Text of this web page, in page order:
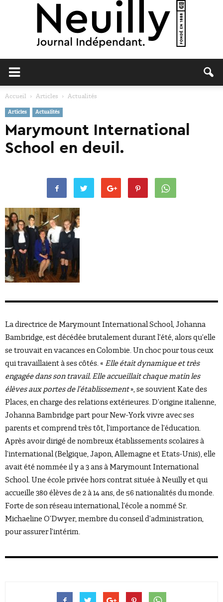
Accueil Articles Actualités
Articles Actualités
Marymount International
School en deuil.
La directrice de Marymount International School, Johanna
Bambridge, est décédée brutalement durant l’été, alors qu’elle
se trouvait en vacances en Colombie. Un choc pour tous ceux
qui travaillaient à ses côtés. « Elle était dynamique et très
engagée dans son travail. Elle accueillait chaque matin les
élèves aux portes de l’établissement», se souvient Kate des
Places, en charge des relations extérieures. D’origine italienne,
Johanna Bambridge part pour New-York vivre avec ses
parents et comprend très tôt, l’importance de l’éducation.
Après avoir dirigé de nombreux établissements scolaires à
l’international (Belgique, Japon, Allemagne et Etats-Unis), elle
avait été nommée il y a 3 ans à Marymount International
School. Une école privée hors contrat située à Neuilly et qui
accueille 380 élèves de 2 à 14 ans, de 56 nationalités du monde.
Forte de son réseau international, l’école a nommé Sr.
Michaeline O’Dwyer, membre du conseil d’administration,
pour assurer l’intérim.